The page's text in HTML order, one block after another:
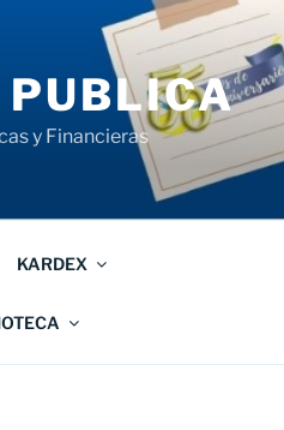
PUBLICA
y Financieras
KARDEX